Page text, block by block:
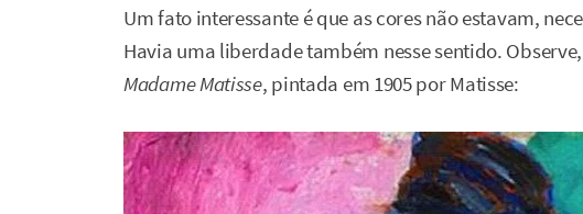
Um fato interessante é que as cores não estavam,
Havia uma liberdade também nesse sentido.
Madame Matisse, pintada em 1905 por Matisse: